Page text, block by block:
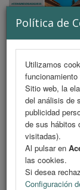
Política de
Utilizamos
Sitio web, la
del análisis de
publicidad
de sus hábitos
visitadas).
Al pulsar en
las cookies.
Si desea
Configuración
MENU